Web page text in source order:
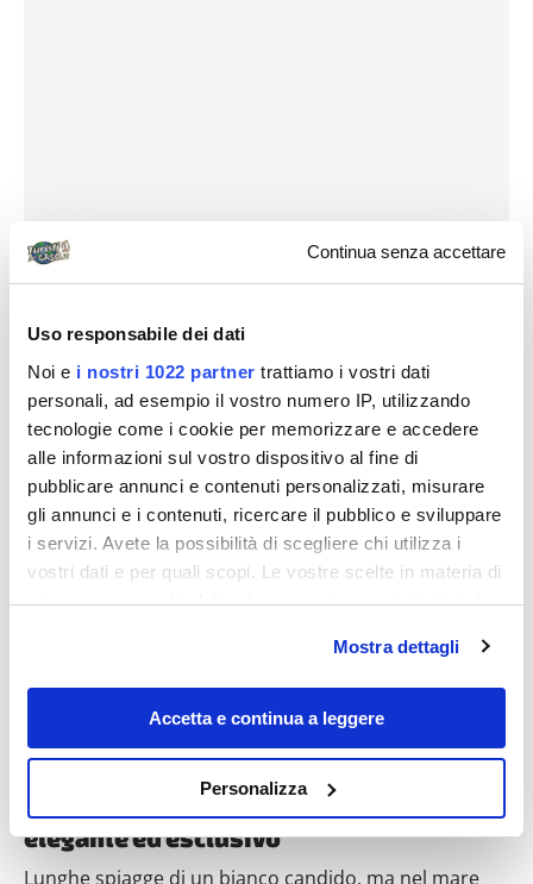
Continua senza accettare
Uso responsabile dei dati
Noi e i nostri 1022 partner trattiamo i vostri dati
personali, ad esempio il vostro numero IP, utilizzando
tecnologie come i cookie per memorizzare e accedere
alle informazioni sul vostro dispositivo al fine di
pubblicare annunci e contenuti personalizzati, misurare
gli annunci e i contenuti, ricercare il pubblico e sviluppare
i servizi. Avete la possibilità di scegliere chi utilizza i
vostri dati e per quali scopi. Le vostre scelte in materia di
privacy sono applicabili solo su questa proprietà digitale
modificare o revocare il proprio consenso in qualsiasi
momento dalla Dichiarazione sui cookie o facendo clic
sull'icona di attivazione della privacy.
raccogliere informazioni sulla tua posizione
geografica, con un'approssimazione di qualche
Mostra dettagli
Accetta e continua a leggere
Personalizza
Destinazioni
Anche la Germania ha la sua Capalbio, ed
elegante ed esclusivo
Lunghe spiagge di un bianco candido, ma nel mare